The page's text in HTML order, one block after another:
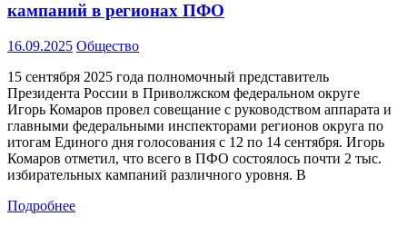
кампаний в регионах ПФО
16.09.2025 Общество
15 сентября 2025 года полномочный представитель
Президента России в Приволжском федеральном округе
Игорь Комаров провел совещание с руководством аппарата и
главными федеральными инспекторами регионов округа по
итогам Единого дня голосования с 12 по 14 сентября. Игорь
Комаров отметил, что всего в ПФО состоялось почти 2 тыс.
избирательных кампаний различного уровня. В
Подробнее